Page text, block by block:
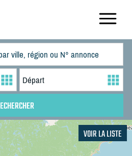
VOIR LA LISTE